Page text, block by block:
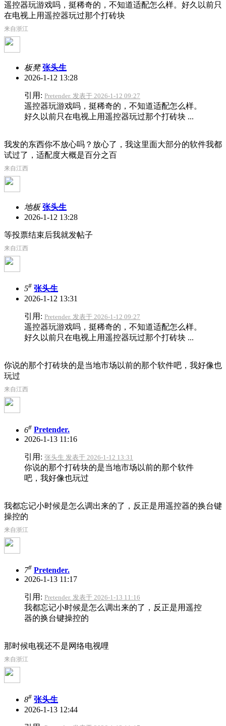
遥控器玩游戏吗，挺稀奇的，不知道适配怎么样。好久以前只
在电视上用遥控器玩过那个打砖块
来自浙江
板凳 张头生
2026-1-12 13:28
引用: Pretender. 发表于 2026-1-12 09:27
遥控器玩游戏吗，挺稀奇的，不知道适配怎么样。
好久以前只在电视上用遥控器玩过那个打砖块 ...
我发的东西你不放心吗？放心了，我这里面大部分的软件我都
试过了，适配度大概是百分之百
来自江西
地板 张头生
2026-1-12 13:28
等投票结束后我就发帖子
来自江西
5# 张头生
2026-1-12 13:31
引用: Pretender. 发表于 2026-1-12 09:27
遥控器玩游戏吗，挺稀奇的，不知道适配怎么样。
好久以前只在电视上用遥控器玩过那个打砖块 ...
你说的那个打砖块的是当地市场以前的那个软件吧，我好像也
玩过
来自江西
6# Pretender.
2026-1-13 11:16
引用: 张头生 发表于 2026-1-12 13:31
你说的那个打砖块的是当地市场以前的那个软件
吧，我好像也玩过
我都忘记小时候是怎么调出来的了，反正是用遥控器的换台键
操控的
来自浙江
7# Pretender.
2026-1-13 11:17
引用: Pretender. 发表于 2026-1-13 11:16
我都忘记小时候是怎么调出来的了，反正是用遥控
器的换台键操控的
那时候电视还不是网络电视哩
来自浙江
8# 张头生
2026-1-13 12:44